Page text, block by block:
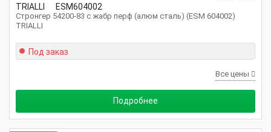
TRIALLI ESM604002
Стронгер 54200-83 с жабр перф (алюм сталь) (ESM 604002)
TRIALLI
Под заказ
Все цены
Подробнее